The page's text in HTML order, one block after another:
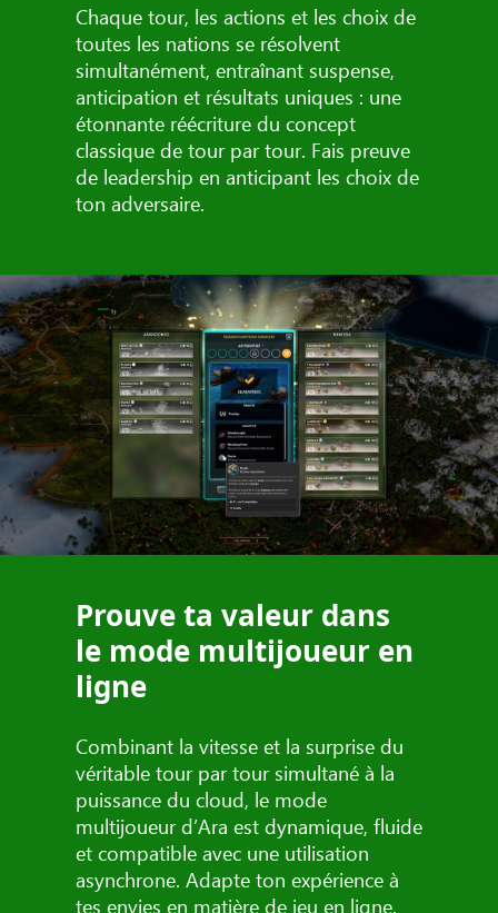
Chaque tour, les actions et les choix de
toutes les nations se résolvent
simultanément, entraînant suspense,
anticipation et résultats uniques : une
étonnante réécriture du concept
classique de tour par tour. Fais preuve
de leadership en anticipant les choix de
ton adversaire.
Prouve ta valeur dans
le mode multijoueur en
ligne
Combinant la vitesse et la surprise du
véritable tour par tour simultané à la
puissance du cloud, le mode
multijoueur d’Ara est dynamique, fluide
et compatible avec une utilisation
asynchrone. Adapte ton expérience à
tes envies en matière de jeu en ligne.